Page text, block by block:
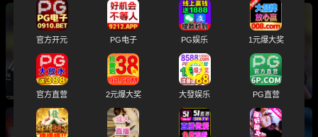
斯洛文尼亚名哨 温契奇 涉黄涉毒黑历史大曝光
入选世界杯总决赛主裁判引发球迷热议
官方开元 PG电子 PG娱乐 1元爆大奖
官方直营 2元爆大奖 大發娱乐 PG直营